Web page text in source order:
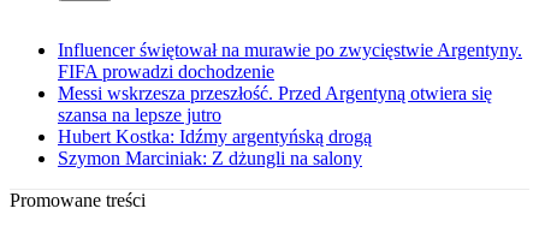
Influencer świętował na murawie po zwycięstwie Argentyny.
FIFA prowadzi dochodzenie
Messi wskrzesza przeszłość. Przed Argentyną otwiera się
szansa na lepsze jutro
Hubert Kostka: Idźmy argentyńską drogą
Szymon Marciniak: Z dżungli na salony
Promowane treści